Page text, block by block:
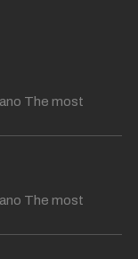
The most
The most